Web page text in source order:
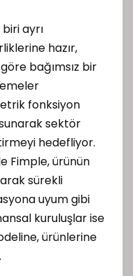
ayrı
hazır,
bağımsız bir
fonksiyon
sektör
hedefliyor.
Fimple, ürünün
sürekli
uyum gibi
kuruluşlar ise
ürünlerine